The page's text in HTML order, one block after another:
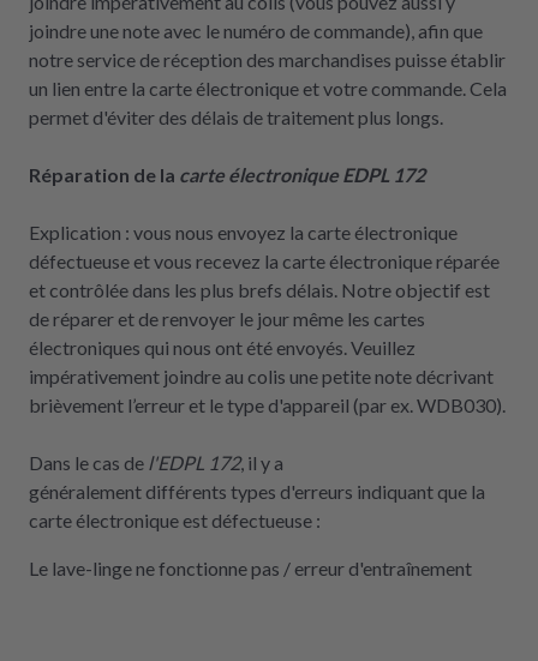
joindre une note avec le numéro de commande), afin que
notre service de réception des marchandises puisse établir
un lien entre la carte électronique et votre commande. Cela
permet d'éviter des délais de traitement plus longs.
Réparation de la carte électronique EDPL 172
Explication : vous nous envoyez la carte électronique
défectueuse et vous recevez la carte électronique réparée
et contrôlée dans les plus brefs délais. Notre objectif est
de réparer et de renvoyer le jour même les cartes
électroniques qui nous ont été envoyés. Veuillez
impérativement joindre au colis une petite note décrivant
brièvement l’erreur et le type d'appareil (par ex. WDB030).
Dans le cas de l'EDPL 172, il y a
généralement différents types d'erreurs indiquant que la
carte électronique est défectueuse :
Le lave-linge ne fonctionne pas / erreur d'entraînement